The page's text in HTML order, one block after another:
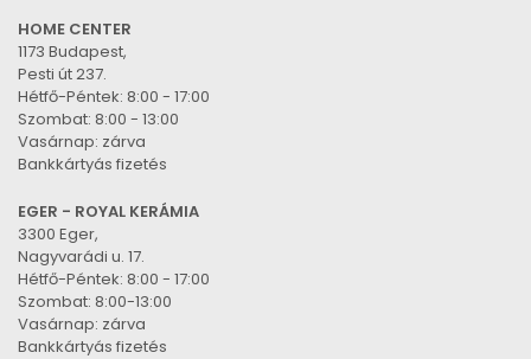
HOME CENTER
1173 Budapest,
Pesti út 237.
Hétfő-Péntek: 8:00 - 17:00
Szombat: 8:00 - 13:00
Vasárnap: zárva
Bankkártyás fizetés
EGER - ROYAL KERÁMIA
3300 Eger,
Nagyvarádi u. 17.
Hétfő-Péntek: 8:00 - 17:00
Szombat: 8:00-13:00
Vasárnap: zárva
Bankkártyás fizetés